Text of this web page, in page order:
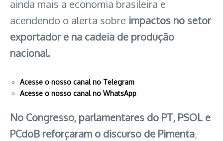
ainda mais a economia brasileira e
acendendo o alerta sobre impactos no setor
exportador e na cadeia de produção
nacional.
Acesse o nosso canal no Telegram
Acesse o nosso canal no WhatsApp
No Congresso, parlamentares do PT, PSOL e
PCdoB reforçaram o discurso de Pimenta,